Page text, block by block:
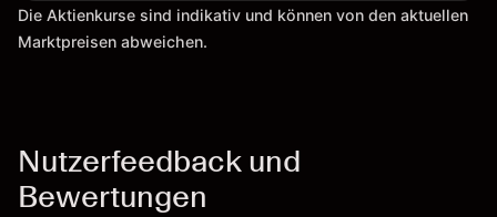
Die Aktienkurse sind indikativ und können von den aktuellen
Marktpreisen abweichen.
Nutzerfeedback und
Bewertungen